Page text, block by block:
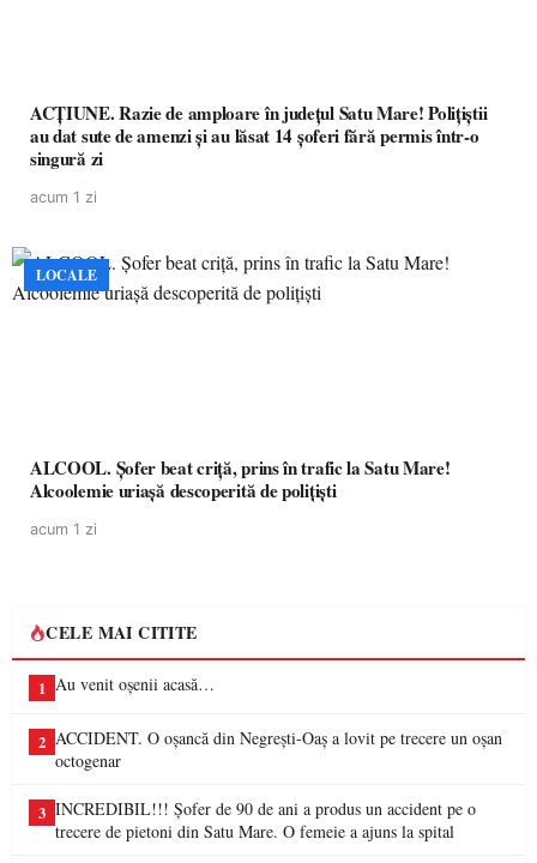
ACȚIUNE. Razie de amploare în județul Satu Mare! Polițiștii
au dat sute de amenzi și au lăsat 14 șoferi fără permis într-o
singură zi
acum 1 zi
LOCALE
ALCOOL. Șofer beat criță, prins în trafic la Satu Mare!
Alcoolemie uriașă descoperită de polițiști
acum 1 zi
CELE MAI CITITE
1 Au venit oșenii acasă…
2 ACCIDENT. O oșancă din Negrești-Oaș a lovit pe trecere un oșan
octogenar
3 INCREDIBIL!!! Șofer de 90 de ani a produs un accident pe o
trecere de pietoni din Satu Mare. O femeie a ajuns la spital